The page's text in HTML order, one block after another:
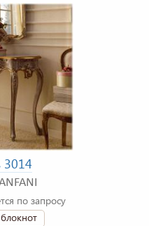
3014
по запросу